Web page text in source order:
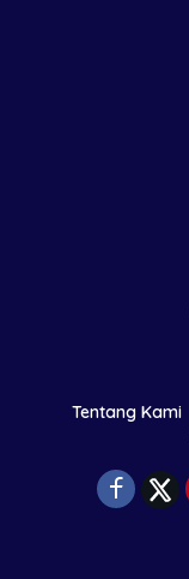
Tentang Kami